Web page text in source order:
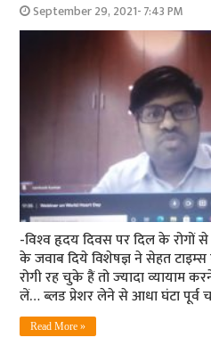
September 29, 2021- 7:43 PM
-विश्‍व हृदय दिवस पर दिल के रोगों
के जवाब दिये विशेषज्ञ ने सेहत
रोगी रह चुके हैं तो ज्‍यादा व्‍यायाम
लें… ब्‍लड प्रेशर लेने से आधा घंटा पूर्व
Read More »